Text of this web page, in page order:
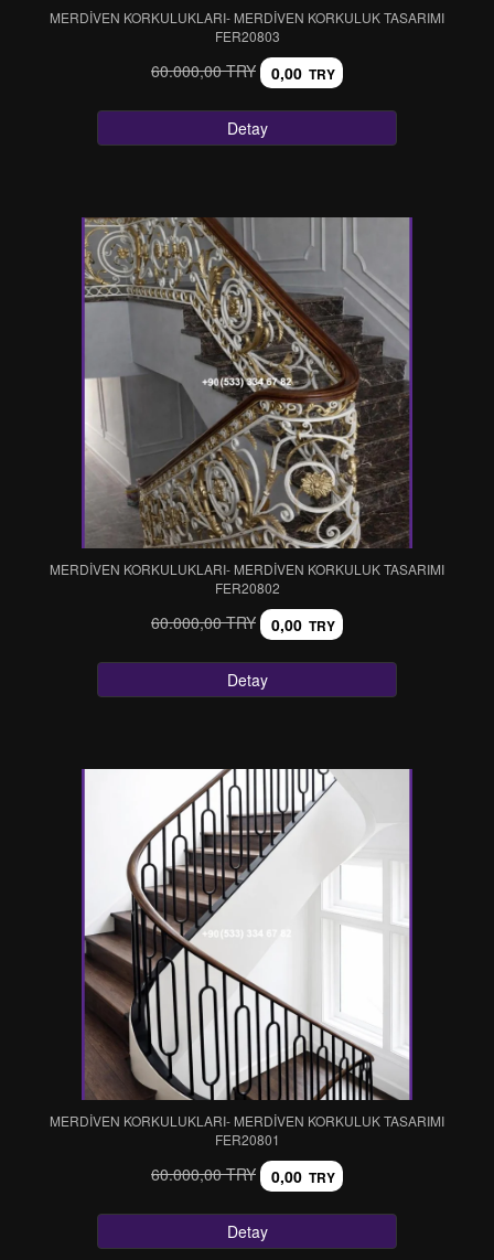
MERDİVEN KORKULUKLARI- MERDİVEN KORKULUK TASARIMI
FER20803
60.000,00 TRY 0,00 TRY
Detay
MERDİVEN KORKULUKLARI- MERDİVEN KORKULUK TASARIMI
FER20802
60.000,00 TRY 0,00 TRY
Detay
MERDİVEN KORKULUKLARI- MERDİVEN KORKULUK TASARIMI
FER20801
60.000,00 TRY 0,00 TRY
Detay